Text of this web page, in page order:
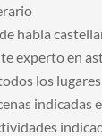
habla
experto en
los
indicadas